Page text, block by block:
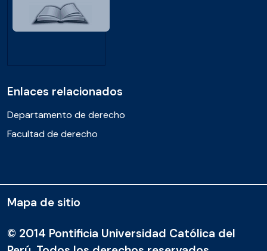
Enlaces relacionados
Departamento de derecho
Facultad de derecho
© 2014 Pontificia Universidad Católica del
Mapa de sitio